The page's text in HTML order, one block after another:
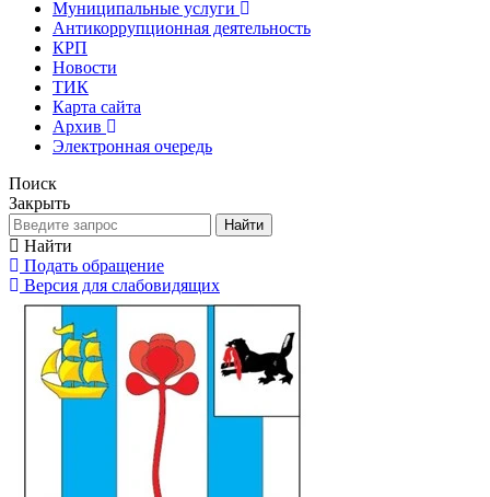
Муниципальные услуги
Антикоррупционная деятельность
КРП
Новости
ТИК
Карта сайта
Архив
Электронная очередь
Поиск
Закрыть
Найти
Найти
Подать обращение
Версия для слабовидящих